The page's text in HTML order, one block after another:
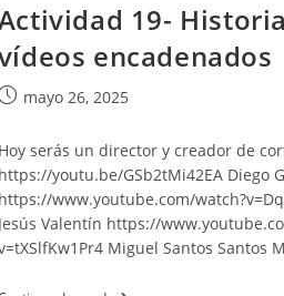
19-
encadenados
mayo 26, 2025
serás un director y creador de
youtu.be/GSb2tMi42EA Diego
www.youtube.com/
Valentín https://
Miguel Santos Santos